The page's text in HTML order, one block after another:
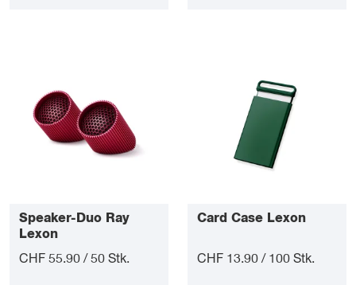
Speaker-Duo Ray
Lexon
CHF 55.90 / 50 Stk.
Card Case Lexon
CHF 13.90 / 100 Stk.